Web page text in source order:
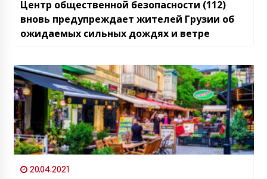
Центр общественной безопасности (112)
вновь предупреждает жителей Грузии об
ожидаемых сильных дождях и ветре
20.04.2021